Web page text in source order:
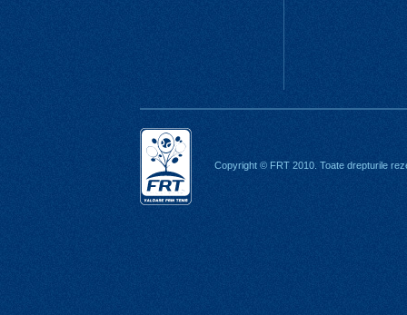
Copyright © FRT 2010. Toate drepturile